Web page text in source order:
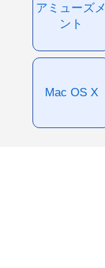
アミューズメ
ント
Mac OS X